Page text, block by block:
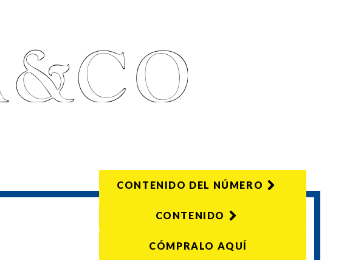
CONTENIDO DEL NÚMERO
CONTENIDO
CÓMPRALO AQUÍ